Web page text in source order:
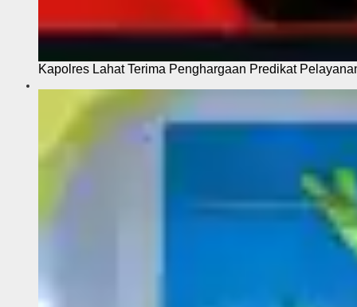
Kapolres Lahat Terima Penghargaan Predikat